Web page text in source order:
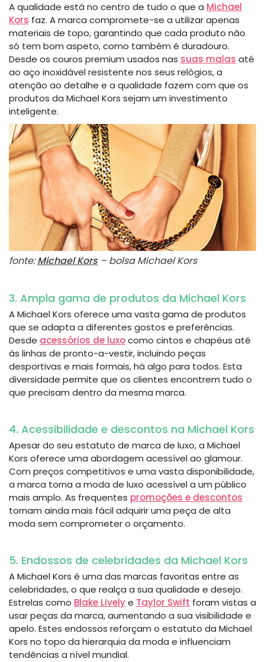
A qualidade está no centro de tudo o que a Michael
Kors faz. A marca compromete-se a utilizar apenas
materiais de topo, garantindo que cada produto não
só tem bom aspeto, como também é duradouro.
Desde os couros premium usados nas suas malas até
ao aço inoxidável resistente nos seus relógios, a
atenção ao detalhe e a qualidade fazem com que os
produtos da Michael Kors sejam um investimento
inteligente.
fonte:Michael Kors– bolsa Michael Kors
3. Ampla gama de produtos da Michael Kors
A Michael Kors oferece uma vasta gama de produtos
que se adapta a diferentes gostos e preferências.
Desde acessórios de luxocomo cintos e chapéus até
às linhas de pronto-a-vestir, incluindo peças
desportivas e mais formais, há algo para todos. Esta
diversidade permite que os clientes encontrem tudo o
que precisam dentro da mesma marca.
4. Acessibilidade e descontos na Michael Kors
Apesar do seu estatuto de marca de luxo, a Michael
Kors oferece uma abordagem acessível ao glamour.
Com preços competitivos e uma vasta disponibilidade,
a marca torna a moda de luxo acessível a um público
mais amplo. As frequentes promoções e descontos
tornam ainda mais fácil adquirir uma peça de alta
moda sem comprometer o orçamento.
5. Endossos de celebridades da Michael Kors
A Michael Kors é uma das marcas favoritas entre as
celebridades, o que realça a sua qualidade e desejo.
Estrelas como Blake Livelye Taylor Swift foram vistas a
usar peças da marca, aumentando a sua visibilidade e
apelo. Estes endossos reforçam o estatuto da Michael
Kors no topo da hierarquia da moda e influenciam
tendências a nível mundial.